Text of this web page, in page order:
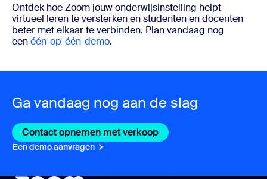
Ontdek hoe Zoom jouw onderwijsinstelling helpt
virtueel leren te versterken en studenten en docenten
beter met elkaar te verbinden. Plan vandaag nog
eenéén-op-één-demo.
Ga vandaag nog aan de slag
Contact opnemen met verkoop Contact opnemen met
Een demo aanvragen Een demo aanvragen